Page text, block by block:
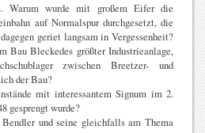
Warum wurde mit großem Eifer die
auf Normalspur durchgesetzt, die
geriet langsam in Vergessenheit?
Bau Bleckedes größter Industrieanlage,
zwischen Breetzer- und
der Bau?
mit interessantem Signum im 2.
gesprengt wurde?
und seine gleichfalls am Thema